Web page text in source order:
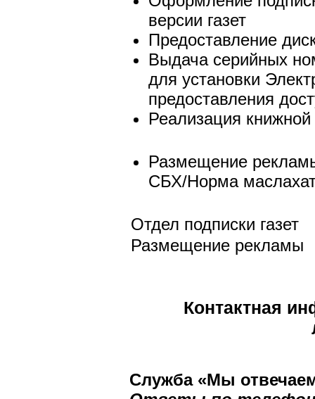
версии газет
Предоставление
Выдача серийных
для установки
предоставления
Реализация книжной
Размещение
СБХ/Норма
Отдел подписки газет
Размещение рекламы
Контактная
Служба «Мы